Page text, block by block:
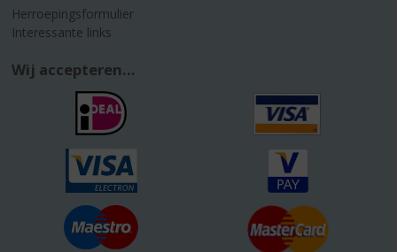
Herroepingsformulier
Interessante links
Wij accepteren...